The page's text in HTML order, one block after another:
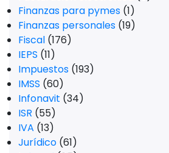
Finanzas para pymes (1)
Finanzas personales (19)
Fiscal (176)
IEPS (11)
Impuestos (193)
IMSS (60)
Infonavit (34)
ISR (55)
IVA (13)
Jurídico (61)